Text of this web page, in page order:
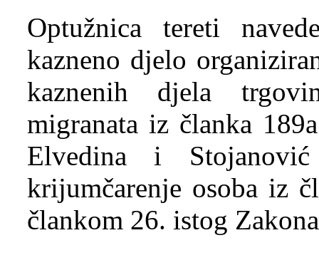
Optužnica tereti
kazneno djelo
kaznenih djela
migranata iz članka
Elvedina i
krijumčarenje osoba iz
člankom 26. istog